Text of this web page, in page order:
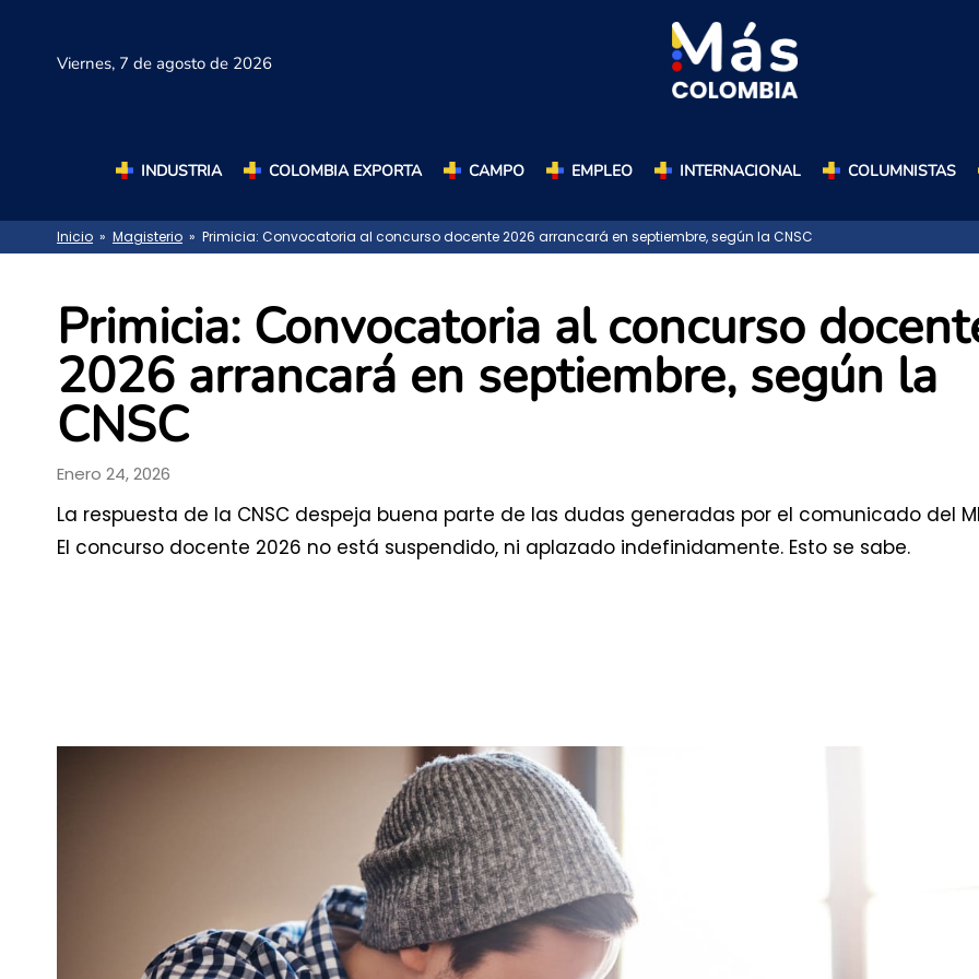
Viernes, 7 de agosto de 2026
INDUSTRIA COLOMBIA EXPORTA CAMPO EMPLEO INTERNACIONAL COLUMNISTAS
Inicio » Magisterio » Primicia: Convocatoria al concurso docente 2026 arrancará en septiembre, según la CNSC
Primicia: Convocatoria al concurso
2026 arrancará en septiembre, según la
CNSC
Enero 24, 2026
La respuesta de la CNSC despeja buena parte de las dudas generadas por el comunicado del
El concurso docente 2026 no está suspendido, ni aplazado indefinidamente. Esto se sabe.